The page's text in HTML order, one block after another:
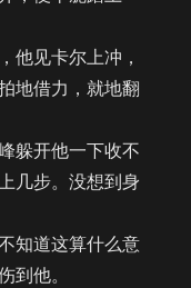
见卡尔上冲，
地借力，就地翻
躲开他一下收不
几步。没想到身
知道这算什么意
到他。